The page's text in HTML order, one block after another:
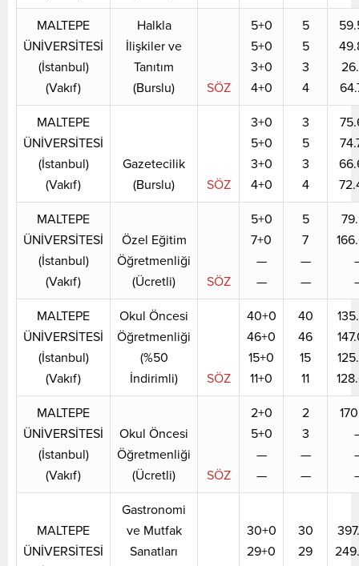
MALTEPE
ÜNİVERSİTESİ
(İstanbul)
(Vakıf)
Halkla
İlişkiler ve
Tanıtım
(Burslu)
SÖZ
5+0
5+0
3+0
4+0
5
5
3
4
MALTEPE
ÜNİVERSİTESİ
(İstanbul)
(Vakıf)
Gazetecilik
(Burslu)
SÖZ
3+0
5+0
3+0
4+0
3
5
3
4
MALTEPE
ÜNİVERSİTESİ
(İstanbul)
(Vakıf)
Özel Eğitim
Öğretmenliği
(Ücretli)
SÖZ
5+0
7+0
—
—
5
7
—
—
MALTEPE
ÜNİVERSİTESİ
(İstanbul)
(Vakıf)
Okul Öncesi
Öğretmenliği
(%50
İndirimli)
SÖZ
40+0
46+0
15+0
11+0
40
46
15
11
MALTEPE
ÜNİVERSİTESİ
(İstanbul)
(Vakıf)
Okul Öncesi
Öğretmenliği
(Ücretli)
SÖZ
2+0
5+0
—
—
2
3
—
—
MALTEPE
ÜNİVERSİTESİ
Gastronomi
ve Mutfak
Sanatları
30+0
29+0
30
29